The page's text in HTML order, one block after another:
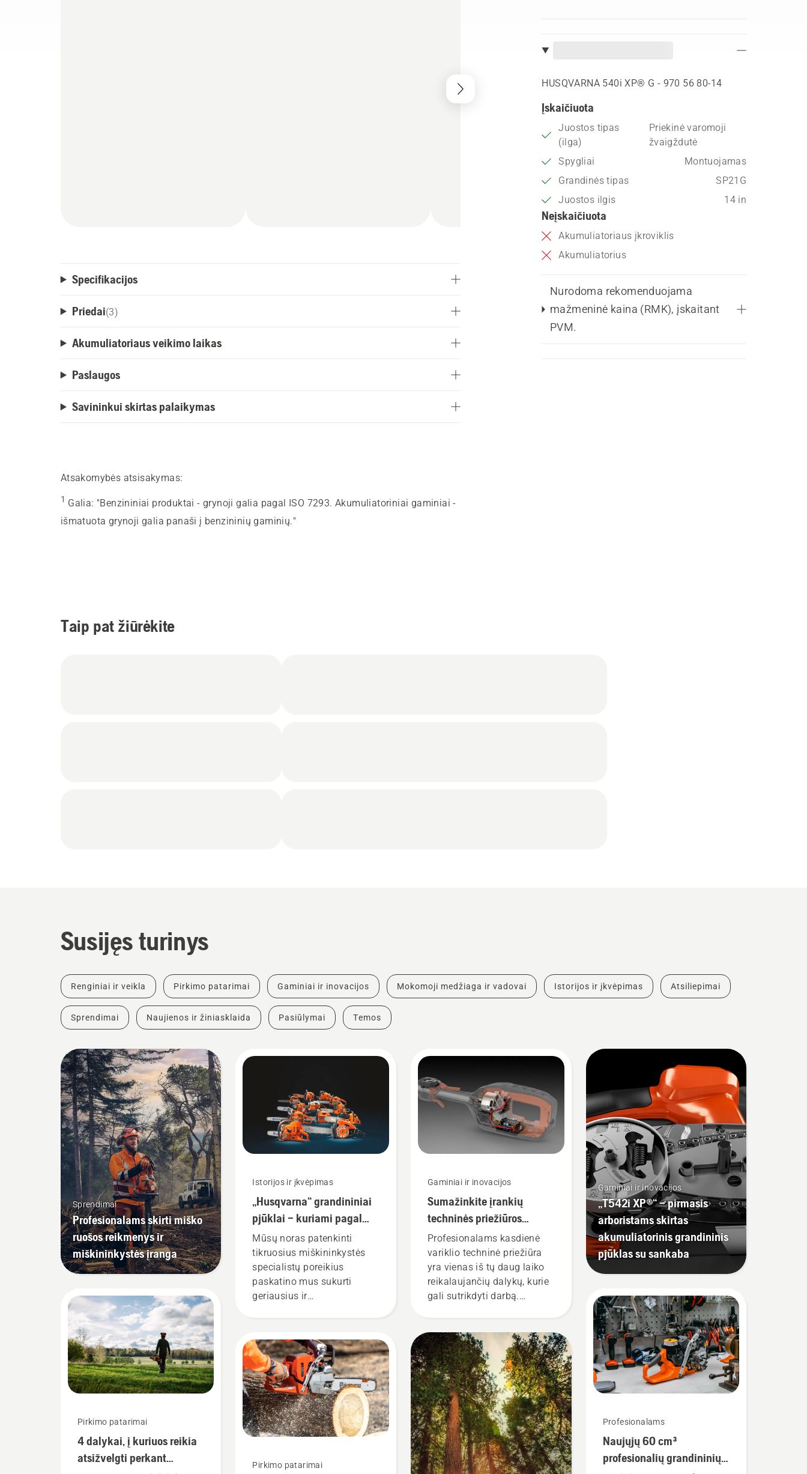
HUSQVARNA 540i XP® G - 970 56 80‑14
Įskaičiuota
Juostos tipas
(ilga)
Priekinė varomoji
žvaigždutė
Spygliai
Montuojamas
Grandinės tipas
SP21G
Juostos ilgis
14 in
Neįskaičiuota
Akumuliatoriaus įkroviklis
Akumuliatorius
Nurodoma rekomenduojama
mažmeninė kaina (RMK), įskaitant
PVM.
Specifikacijos
Priedai(3)
Akumuliatoriaus veikimo laikas
Paslaugos
Savininkui skirtas palaikymas
Atsakomybės atsisakymas:
1 Galia: "Benzininiai produktai - grynoji galia pagal ISO 7293. Akumuliatoriniai gaminiai -
išmatuota grynoji galia panaši į benzininių gaminių."
Taip pat žiūrėkite
Susijęs turinys
Renginiai ir veikla Pirkimo patarimai Gaminiai ir inovacijos Mokomoji medžiaga ir vadovai Istorijos ir įkvėpimas Atsiliepimai
Sprendimai Naujienos ir žiniasklaida Pasiūlymai Temos
Sprendimai
Profesionalams skirti miško
ruošos reikmenys ir
miškininkystės įranga
Pirkimo patarimai
4 dalykai, į kuriuos reikia
atsižvelgti perkant
Istorijos ir įkvėpimas
„Husqvarna“ grandininiai
pjūklai – kuriami pagal
vartotojų poreikius nuo
1959 m.
Mūsų noras patenkinti
tikruosius miškininkystės
specialistų poreikius
paskatino mus sukurti
geriausius ir
pasaulyje.
Pirkimo patarimai
Gaminiai ir inovacijos
Sumažinkite įrankių
techninės priežiūros
poreikį naudodami
akumuliatorinius įrankius
Profesionalams kasdienė
variklio techninė priežiūra
yra vienas iš tų daug laiko
reikalaujančių dalykų, kurie
gali sutrikdyti darbą.
gerokai sumažėja.
Gaminiai ir inovacijos
„T542i XP®“ – pirmasis
arboristams skirtas
akumuliatorinis grandininis
pjūklas su sankaba
Profesionalams
Naujųjų 60 cm³
profesionalių grandininių